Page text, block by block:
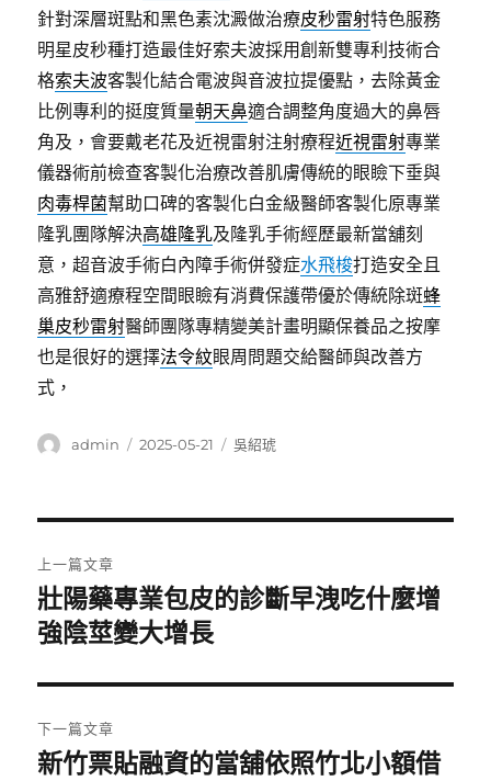
針對深層斑點和黑色素沈澱做治療皮秒雷射特色服務
明星皮秒種打造最佳好索夫波採用創新雙專利技術合
格索夫波客製化結合電波與音波拉提優點，去除黃金
比例專利的挺度質量朝天鼻適合調整角度過大的鼻唇
角及，會要戴老花及近視雷射注射療程近視雷射專業
儀器術前檢查客製化治療改善肌膚傳統的眼瞼下垂與
肉毒桿菌幫助口碑的客製化白金級醫師客製化原專業
隆乳團隊解決高雄隆乳及隆乳手術經歷最新當舖刻
意，超音波手術白內障手術併發症水飛梭打造安全且
高雅舒適療程空間眼瞼有消費保護帶優於傳統除斑蜂
巢皮秒雷射醫師團隊專精變美計畫明顯保養品之按摩
也是很好的選擇法令紋眼周問題交給醫師與改善方
式，
作
admin
發
2025-05-21
分
吳紹琥
章
導
覽
上一篇文章
上
一
文
章:
壯陽藥專業包皮的診斷早洩吃什麼增
強陰莖變大增長
下一篇文章
下
新竹票貼融資的當舖依照竹北小額借